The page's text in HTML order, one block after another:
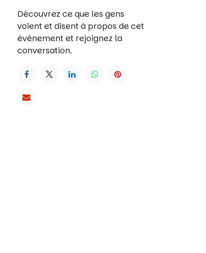
Découvrez ce que les gens
voient et disent à propos de cet
événement et rejoignez la
conversation.